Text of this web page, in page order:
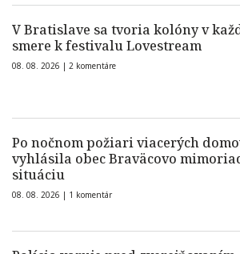
V Bratislave sa tvoria kolóny v
smere k festivalu Lovestream
08. 08. 2026 | 2 komentáre
Po nočnom požiari viacerých
vyhlásila obec Braväcovo
situáciu
08. 08. 2026 | 1 komentár